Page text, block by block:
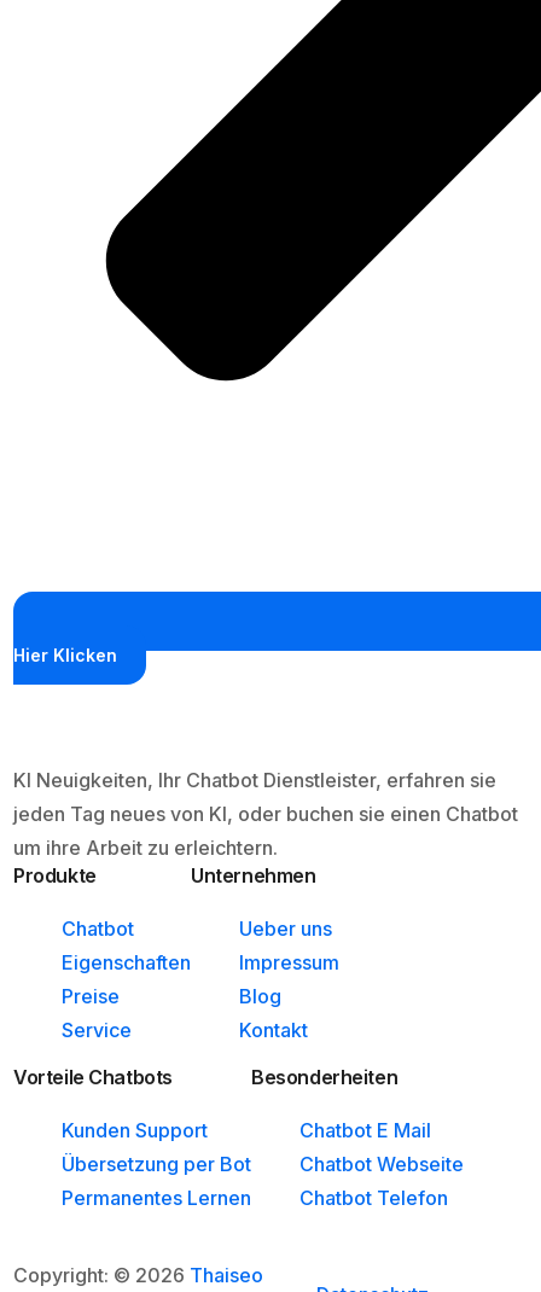
Hier Klicken
KI Neuigkeiten, Ihr Chatbot Dienstleister, erfahren sie
jeden Tag neues von KI, oder buchen sie einen Chatbot
um ihre Arbeit zu erleichtern.
Produkte
Chatbot
Eigenschaften
Preise
Service
Unternehmen
Ueber uns
Impressum
Blog
Kontakt
Vorteile Chatbots
Kunden Support
Übersetzung per Bot
Permanentes Lernen
Besonderheiten
Chatbot E Mail
Chatbot Webseite
Chatbot Telefon
Copyright: © 2026 Thaiseo